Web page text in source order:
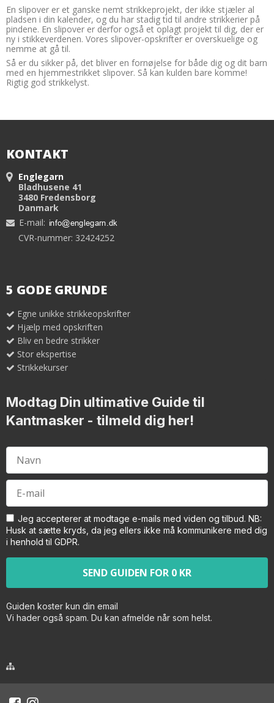
En slipover er et ganske nemt strikkeprojekt, der ikke stjæler al
pladsen i din kalender, og du har stadig tid til andre strikkerier på
pindene. En slipover er derfor også et oplagt projekt til dig, der er
ny i stikkeverdenen. Vores slipover-opskrifter er overskuelige og
nemme at gå til.
Så er du sikker på, det bliver en fornøjelse for både dig og dit barn
med en hjemmestrikket slipover. Så kan kulden bare komme!
Rigtig god strikkelyst.
KONTAKT
Englegarn
Bladhusene 41
3480 Fredensborg
Danmark
E-mail:
CVR-nummer: 32424252
5 GODE GRUNDE
Egne unikke strikkeopskrifter
Hjælp med opskriften
Bliv en bedre strikker
Stor ekspertise
Strikkekurser
Modtag Din ultimative Guide til
Kantmasker - tilmeld dig her!
Jeg accepterer at modtage e-mails med viden og tilbud. NB:
Husk at sætte kryds, da jeg ellers ikke må kommunikere med dig
i henhold til GDPR.
Guiden koster kun din email
Vi hader også spam. Du kan afmelde når som helst.